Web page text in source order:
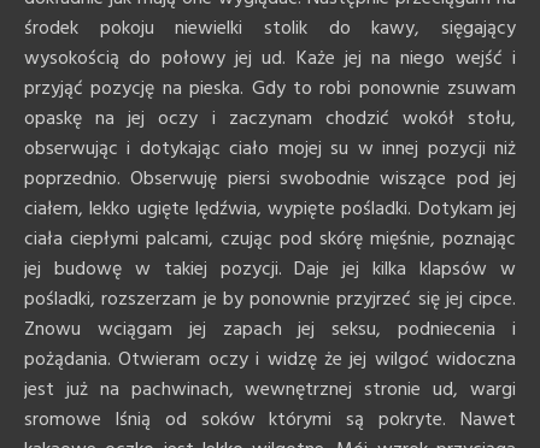
środek pokoju niewielki stolik do kawy, sięgający
wysokością do połowy jej ud. Każe jej na niego wejść i
przyjąć pozycję na pieska. Gdy to robi ponownie zsuwam
opaskę na jej oczy i zaczynam chodzić wokół stołu,
obserwując i dotykając ciało mojej su w innej pozycji niż
poprzednio. Obserwuję piersi swobodnie wiszące pod jej
ciałem, lekko ugięte lędźwia, wypięte pośladki. Dotykam jej
ciała ciepłymi palcami, czując pod skórę mięśnie, poznając
jej budowę w takiej pozycji. Daje jej kilka klapsów w
pośladki, rozszerzam je by ponownie przyjrzeć się jej cipce.
Znowu wciągam jej zapach jej seksu, podniecenia i
pożądania. Otwieram oczy i widzę że jej wilgoć widoczna
jest już na pachwinach, wewnętrznej stronie ud, wargi
sromowe lśnią od soków którymi są pokryte. Nawet